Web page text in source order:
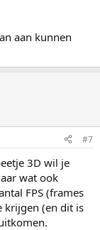
aan kunnen
#7
3D wil je
wat ook
FPS (frames
krijgen (en dit is